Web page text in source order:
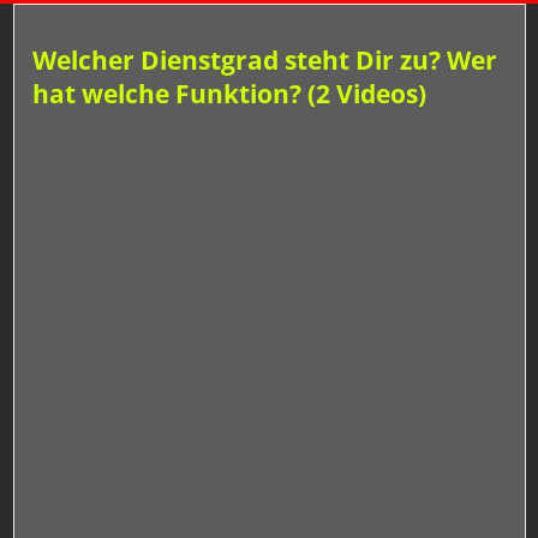
Welcher Dienstgrad steht Dir zu? Wer
hat welche Funktion? (2 Videos)